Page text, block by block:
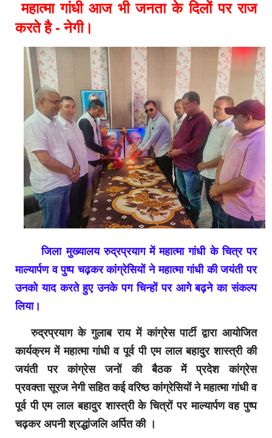
महात्मा गांधी आज भी जनता के दिलों पर राज
करते है - नेगी।
जिला मुख्यालय रुद्रप्रयाग में महात्मा गांधी के चित्र पर
माल्यार्पण व पुष्प चढ़कर कांग्रेसियों ने महात्मा गांधी की जयंती पर
उनको याद करते हुए उनके पग चिन्हों पर आगे बढ़ने का संकल्प
लिया।
रुद्रप्रयाग के गुलाब राय में कांग्रेस पार्टी द्वारा आयोजित
कार्यक्रम में महात्मा गांधी व पूर्व पी एम लाल बहादुर शास्त्री की
जयंती पर कांग्रेस जनों की बैठक में प्रदेश कांग्रेस
प्रवक्ता सूरज नेगी सहित कई वरिष्ठ कांग्रेसियों ने महात्मा गांधी व
पूर्व पी एम लाल बहादुर शास्त्री के चित्रों पर माल्यार्पण वह पुष्प
चढ़कर अपनी श्रद्धांजलि अर्पित की ।